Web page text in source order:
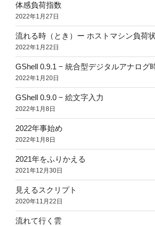
体感負荷指数
2022年1月27日
流れる時（とき）ー ホストマシン負荷
2022年1月22日
GShell 0.9.1 − 統合型デジタルアナログ
2022年1月20日
GShell 0.9.0 − 絵文字入力
2022年1月8日
2022年事始め
2022年1月8日
2021年をふりかえる
2021年12月30日
見えるスクリプト
2020年11月22日
流れて行く雲